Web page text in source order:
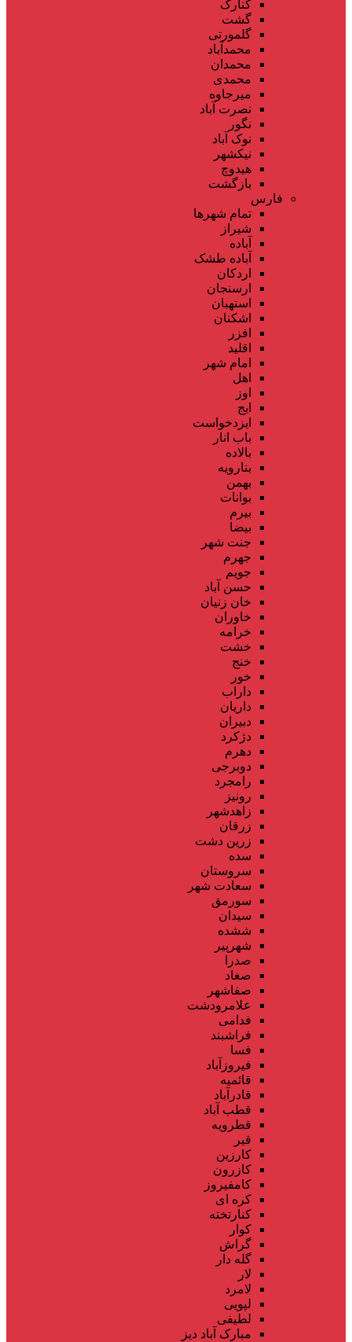
کنارک
گشت
گلمورتی
محمدآباد
محمدان
محمدی
میرجاوه
نصرت آباد
نگور
نوک آباد
نیکشهر
هیدوچ
بازگشت
فارس
تمام شهر‌ها
شیراز
آباده
آباده طشک
اردکان
ارسنجان
استهبان
اشکنان
افزر
اقلید
امام شهر
اهل
اوز
ایج
ایزدخواست
باب انار
بالاده
بنارویه
بهمن
بوانات
بیرم
بیضا
جنت شهر
جهرم
جویم
حسن آباد
خان زنیان
خاوران
خرامه
خشت
خنج
خور
داراب
داریان
دبیران
دژکرد
دهرم
دوبرجی
رامجرد
رونیز
زاهدشهر
زرقان
زرین دشت
سده
سروستان
سعادت شهر
سورمق
سیدان
ششده
شهرپیر
صدرا
صغاد
صفاشهر
علامرودشت
فدامی
فراشبند
فسا
فیروزآباد
قائمیه
قادرآباد
قطب آباد
قطرویه
قیر
کارزین
کازرون
کامفیروز
کره ای
کنارتخته
کوار
گراش
گله دار
لار
لامرد
لپویی
لطیفی
مبارک آباد دیز